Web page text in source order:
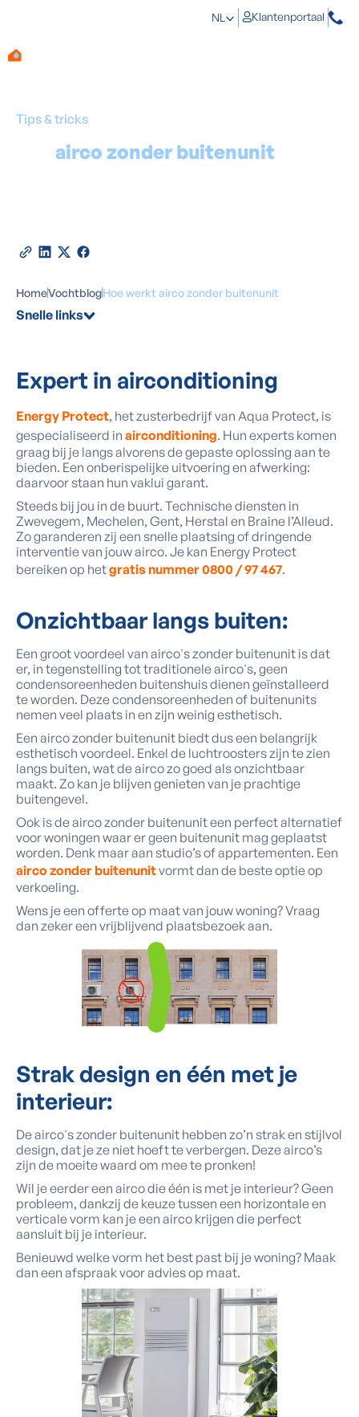
NL Klantenportaal
Tips & tricks
airco zonder buitenunit
HomeVochtblogHoe werkt airco zonder buitenunit
Snelle links
Expert in airconditioning
Energy Protect, het zusterbedrijf van Aqua Protect, is
gespecialiseerd in airconditioning. Hun experts komen
graag bij je langs alvorens de gepaste oplossing aan te
bieden. Een onberispelijke uitvoering en afwerking:
daarvoor staan hun vaklui garant.
Steeds bij jou in de buurt. Technische diensten in
Zwevegem, Mechelen, Gent, Herstal en Braine l’Alleud.
Zo garanderen zij een snelle plaatsing of dringende
interventie van jouw airco. Je kan Energy Protect
bereiken op hetgratis nummer 0800 / 97 467.
Onzichtbaarlangs buiten:
Een groot voordeel van airco's zonder buitenunit is dat
er, in tegenstelling tot traditionele airco's, geen
condensoreenheden buitenshuis dienen geïnstalleerd
te worden. Deze condensoreenheden of buitenunits
nemen veel plaats in en zijn weinig esthetisch.
Een airco zonder buitenunit biedt dus een belangrijk
esthetisch voordeel. Enkel de luchtroosters zijn te zien
langs buiten, wat de airco zo goed als onzichtbaar
maakt. Zo kan je blijven genieten van je prachtige
buitengevel.
Ook is de airco zonder buitenunit een perfect alternatief
voor woningen waar er geen buitenunit mag geplaatst
worden. Denk maar aan studio’s of appartementen. Een
airco zonder buitenunitvormt dan de beste optie op
verkoeling.
Wens je een offerte op maat van jouw woning? Vraag
dan zeker een vrijblijvend plaatsbezoek aan.
Strak design en één met je
interieur:
De airco's zonder buitenunit hebben zo’n strak en stijlvol
design, dat je ze niet hoeft te verbergen. Deze airco’s
zijn de moeite waard om mee te pronken!
Wil je eerder een airco die één is met je interieur? Geen
probleem, dankzij de keuze tussen een horizontale en
verticale vorm kan je een airco krijgen die perfect
aansluit bij je interieur.
Benieuwd welke vorm het best past bij je woning? Maak
dan een afspraak voor advies op maat.